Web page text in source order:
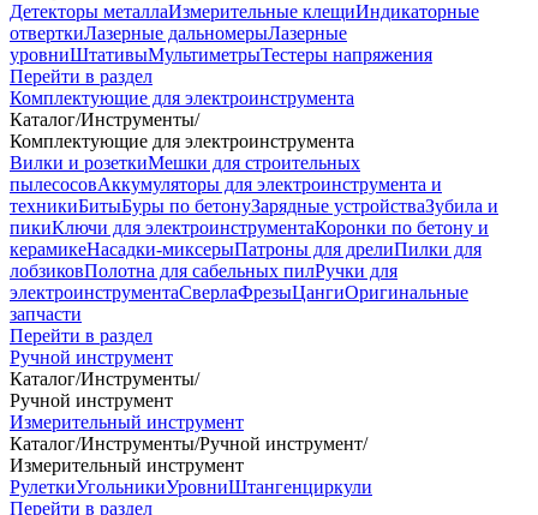
Детекторы металлаИзмерительные клещиИндикаторные
отверткиЛазерные дальномерыЛазерные
уровниШтативыМультиметрыТестеры напряжения
Перейти в раздел
Комплектующие для электроинструмента
Каталог/Инструменты/
Комплектующие для электроинструмента
Вилки и розеткиМешки для строительных
пылесосовАккумуляторы для электроинструмента и
техникиБитыБуры по бетонуЗарядные устройстваЗубила и
пикиКлючи для электроинструментаКоронки по бетону и
керамикеНасадки-миксерыПатроны для дрелиПилки для
лобзиковПолотна для сабельных пилРучки для
электроинструментаСверлаФрезыЦангиОригинальные
запчасти
Перейти в раздел
Ручной инструмент
Каталог/Инструменты/
Ручной инструмент
Измерительный инструмент
Каталог/Инструменты/Ручной инструмент/
Измерительный инструмент
РулеткиУгольникиУровниШтангенциркули
Перейти в раздел